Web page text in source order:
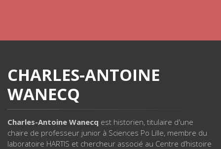
CHARLES-ANTOINE
WANECQ
Charles-Antoine Wanecq est historien, titulaire d'une
chaire de professeur junior à Sciences Po Lille, membre du
laboratoire HARTIS et chercheur associé au Centre d’histoire